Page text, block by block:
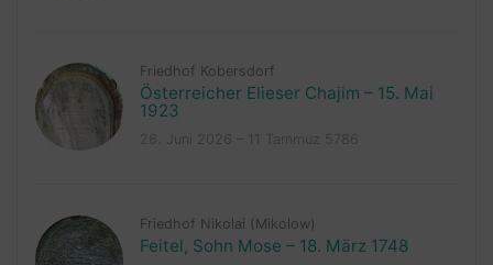
Friedhof Kobersdorf
Österreicher Elieser Chajim – 15. Mai
1923
Friedhof Nikolai (Mikolow)
Feitel, Sohn Mose – 18. März 1748